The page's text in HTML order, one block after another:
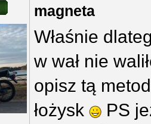
magneta
Właśnie
w wał nie
opisz tą
łożysk
PS